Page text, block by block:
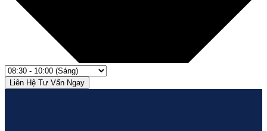
Liên Hệ Tư Vấn Ngay